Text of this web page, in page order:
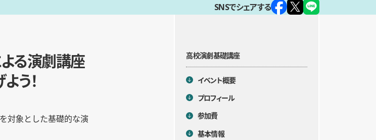
SNSでシェアする
目次
高校演劇基礎講座
イベント概要
プロフィール
参加費
基本情報
る演劇講座
う！
対象とした基礎的な演